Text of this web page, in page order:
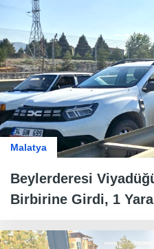
Malatya
Beylerderesi
Birbirine Girdi, 1